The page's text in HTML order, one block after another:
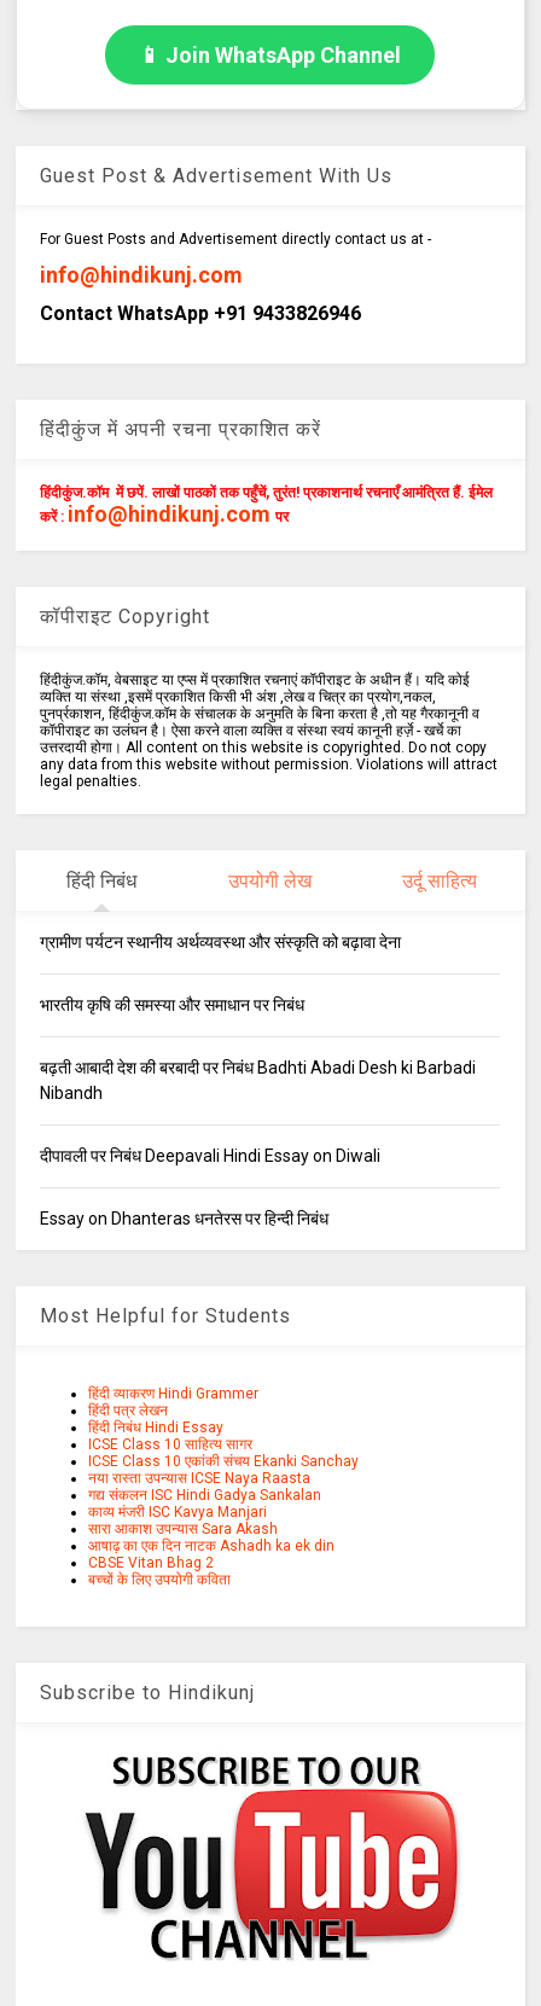
📱 Join WhatsApp Channel
Guest Post & Advertisement With Us
For Guest Posts and Advertisement directly contact us at -
info@hindikunj.com
Contact WhatsApp +91 9433826946
हिंदीकुंज में अपनी रचना प्रकाशित करें
हिंदीकुंज.कॉम में छपें. लाखों पाठकों तक पहुँचें, तुरंत! प्रकाशनार्थ रचनाएँ आमंत्रित हैं. ईमेल
करें : info@hindikunj.com पर
कॉपीराइट Copyright
हिंदीकुंज.कॉम, वेबसाइट या एप्स में प्रकाशित रचनाएं कॉपीराइट के अधीन हैं। यदि कोई
व्यक्ति या संस्था ,इसमें प्रकाशित किसी भी अंश ,लेख व चित्र का प्रयोग,नकल,
पुनर्प्रकाशन, हिंदीकुंज.कॉम के संचालक के अनुमति के बिना करता है ,तो यह गैरकानूनी व
कॉपीराइट का उलंघन है। ऐसा करने वाला व्यक्ति व संस्था स्वयं कानूनी हर्ज़े - खर्चे का
उत्तरदायी होगा। All content on this website is copyrighted. Do not copy
any data from this website without permission. Violations will attract
legal penalties.
हिंदी निबंध उपयोगी लेख उर्दू साहित्य
ग्रामीण पर्यटन स्थानीय अर्थव्यवस्था और संस्कृति को बढ़ावा देना
भारतीय कृषि की समस्या और समाधान पर निबंध
बढ़ती आबादी देश की बरबादी पर निबंध Badhti Abadi Desh ki Barbadi
Nibandh
दीपावली पर निबंध Deepavali Hindi Essay on Diwali
Essay on Dhanteras धनतेरस पर हिन्दी निबंध
Most Helpful for Students
हिंदी व्याकरण Hindi Grammer
हिंदी पत्र लेखन
हिंदी निबंध Hindi Essay
ICSE Class 10 साहित्य सागर
ICSE Class 10 एकांकी संचय Ekanki Sanchay
नया रास्ता उपन्यास ICSE Naya Raasta
गद्य संकलन ISC Hindi Gadya Sankalan
काव्य मंजरी ISC Kavya Manjari
सारा आकाश उपन्यास Sara Akash
आषाढ़ का एक दिन नाटक Ashadh ka ek din
CBSE Vitan Bhag 2
बच्चों के लिए उपयोगी कविता
Subscribe to Hindikunj